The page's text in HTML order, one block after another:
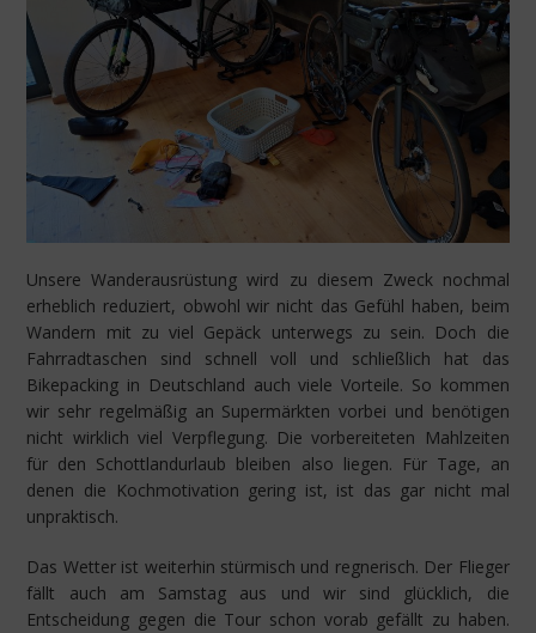
Unsere Wanderausrüstung wird zu diesem Zweck nochmal
erheblich reduziert, obwohl wir nicht das Gefühl haben, beim
Wandern mit zu viel Gepäck unterwegs zu sein. Doch die
Fahrradtaschen sind schnell voll und schließlich hat das
Bikepacking in Deutschland auch viele Vorteile. So kommen
wir sehr regelmäßig an Supermärkten vorbei und benötigen
nicht wirklich viel Verpflegung. Die vorbereiteten Mahlzeiten
für den Schottlandurlaub bleiben also liegen. Für Tage, an
denen die Kochmotivation gering ist, ist das gar nicht mal
unpraktisch.
Das Wetter ist weiterhin stürmisch und regnerisch. Der Flieger
fällt auch am Samstag aus und wir sind glücklich, die
Entscheidung gegen die Tour schon vorab gefällt zu haben.